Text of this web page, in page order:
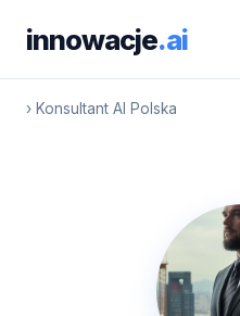
innowacje.ai
› Konsultant AI Polska